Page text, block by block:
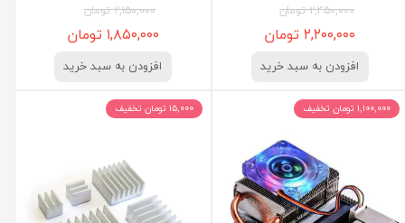
۲,۴۵۰,۰۰۰ تومان
۲,۲۰۰,۰۰۰ تومان
افزودن به سبد خرید
۲,۱۵۰,۰۰۰ تومان
۱,۸۵۰,۰۰۰ تومان
افزودن به سبد خرید
۱,۱۰۰,۰۰۰ تومان تخفیف ۱۵,۰۰۰ تومان تخفیف